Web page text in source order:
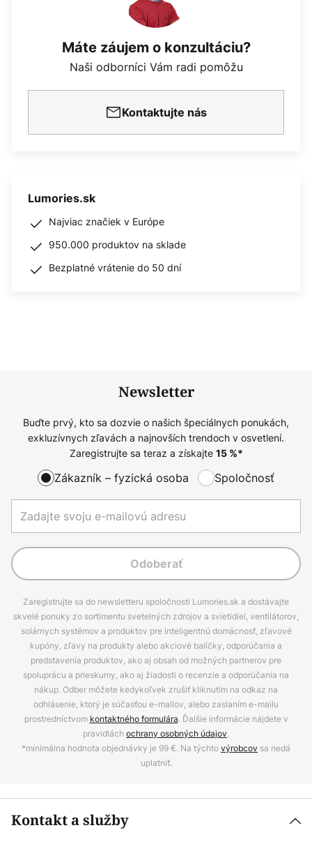
Máte záujem o konzultáciu?
Naši odborníci Vám radi pomôžu
Kontaktujte nás
Lumories.sk
Najviac značiek v Európe
950.000 produktov na sklade
Bezplatné vrátenie do 50 dní
Newsletter
Buďte prvý, kto sa dozvie o našich špeciálnych ponukách,
exkluzívnych zľavách a najnovších trendoch v osvetlení.
Zaregistrujte sa teraz a získajte 15%*
Zákazník – fyzická osoba Spoločnosť
Odoberať
Zaregistrujte sa do newsletteru spoločnosti Lumories.sk a dostávajte
skvelé ponuky zo sortimentu svetelných zdrojov a svietidiel, ventilátorov,
solárnych systémov a produktov pre inteligentnú domácnosť, zľavové
kupóny, zľavy na produkty alebo akciové balíčky, odporúčania a
predstavenia produktov, ako aj obsah od možných partnerov pre
spoluprácu a prieskumy, ako aj žiadosti o recenzie a odporúčania na
nákup. Odber môžete kedykoľvek zrušiť kliknutím na odkaz na
odhlásenie, ktorý je súčasťou e-mailov, alebo zaslaním e-mailu
prostredníctvom kontaktného formulára. Ďalšie informácie nájdete v
pravidlách ochrany osobných údajov.
*minimálna hodnota objednávky je 99 €. Na týchtovýrobcov sa nedá
uplatniť.
Kontakt a služby